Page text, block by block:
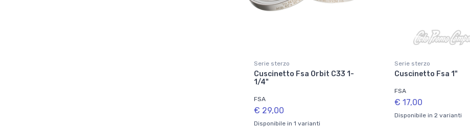
Serie sterzo
Cuscinetto Fsa Orbit C33 1-
1/4"
FSA
€ 29,00
Disponibile in 1 varianti
Serie sterzo
Cuscinetto Fsa 1"
FSA
€ 17,00
Disponibile in 2 varianti